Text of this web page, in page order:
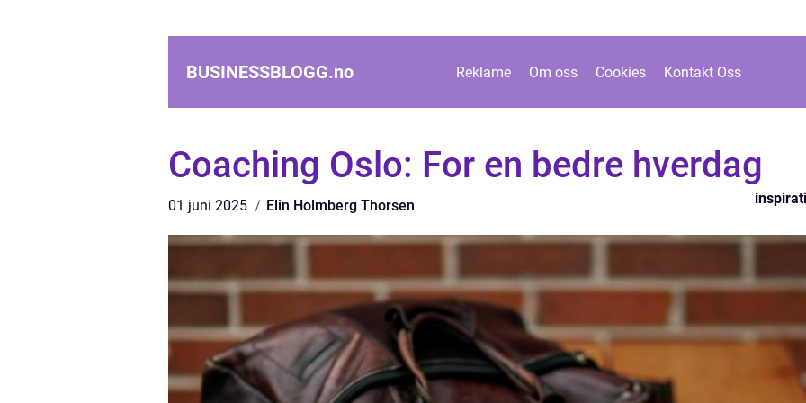
BUSINESSBLOGG.no Reklame Om oss Cookies Kontakt Oss
Coaching Oslo: For en bedre hverdag
01 juni 2025 Elin Holmberg Thorsen